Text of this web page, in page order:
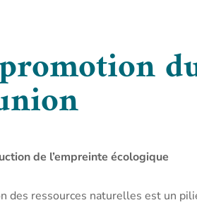
de l’empreinte écologique
des ressources naturelles est un